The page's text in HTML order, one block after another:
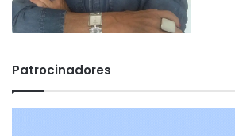
Patrocinadores